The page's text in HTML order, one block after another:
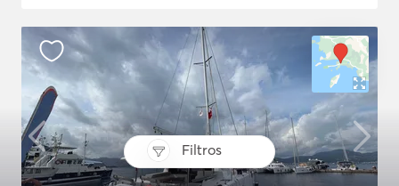
Filtros